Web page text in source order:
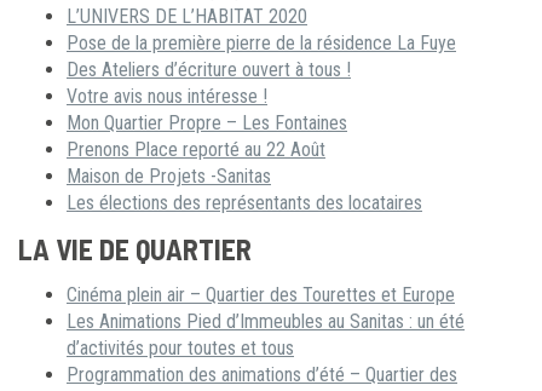
L’UNIVERS DE L’HABITAT 2020
Pose de la première pierre de la résidence La Fuye
Des Ateliers d’écriture ouvert à tous !
Votre avis nous intéresse !
Mon Quartier Propre – Les Fontaines
Prenons Place reporté au 22 Août
Maison de Projets -Sanitas
Les élections des représentants des locataires
LA VIE DE QUARTIER
Cinéma plein air – Quartier des Tourettes et Europe
Les Animations Pied d’Immeubles au Sanitas : un été
d’activités pour toutes et tous
Programmation des animations d’été – Quartier des